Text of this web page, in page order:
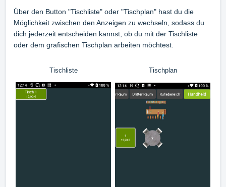
Über den Button "Tischliste" oder "Tischplan" hast du die
Möglichkeit zwischen den Anzeigen zu wechseln, sodass du
dich jederzeit entscheiden kannst, ob du mit der Tischliste
oder dem grafischen Tischplan arbeiten möchtest.
Tischliste Tischplan